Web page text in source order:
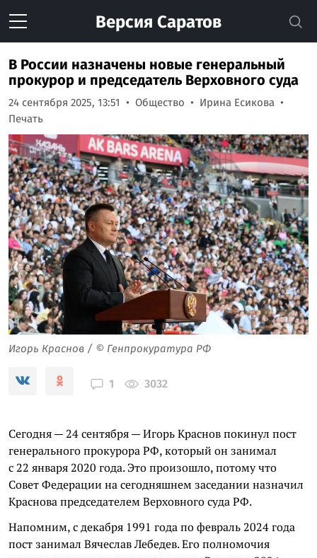
Версия Саратов
В России назначены новые генеральный
прокурор и председатель Верховного суда
24 сентября 2025, 13:51 Общество
Ирина Есикова
Печать
Игорь Краснов / © Генпрокуратура РФ
1 3032
Сегодня — 24 сентября — Игорь Краснов покинул пост
генерального прокурора РФ, который он занимал
с 22 января 2020 года. Это произошло, потому что
Совет Федерации на сегодняшнем заседании назначил
Краснова председателем Верховного суда РФ.
Напомним, с декабря 1991 года по февраль 2024 года
пост занимал Вячеслав Лебедев. Его полномочия